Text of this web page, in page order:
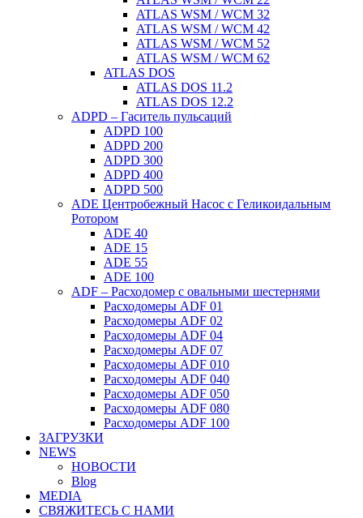
ATLAS WSM / WCM 32
ATLAS WSM / WCM 42
ATLAS WSM / WCM 52
ATLAS WSM / WCM 62
ATLAS DOS
ATLAS DOS 11.2
ATLAS DOS 12.2
ADPD – Гаситель пульсаций
ADPD 100
ADPD 200
ADPD 300
ADPD 400
ADPD 500
ADE Центробежный Насос с Геликоидальным
Ротором
ADE 40
ADE 15
ADE 55
ADE 100
ADF – Расходомер с овальными шестернями
Расходомеры ADF 01
Расходомеры ADF 02
Расходомеры ADF 04
Расходомеры ADF 07
Расходомеры ADF 010
Расходомеры ADF 040
Расходомеры ADF 050
Расходомеры ADF 080
Расходомеры ADF 100
ЗАГРУЗКИ
NEWS
НОВОСТИ
Blog
MEDIA
СВЯЖИТЕСЬ С НАМИ